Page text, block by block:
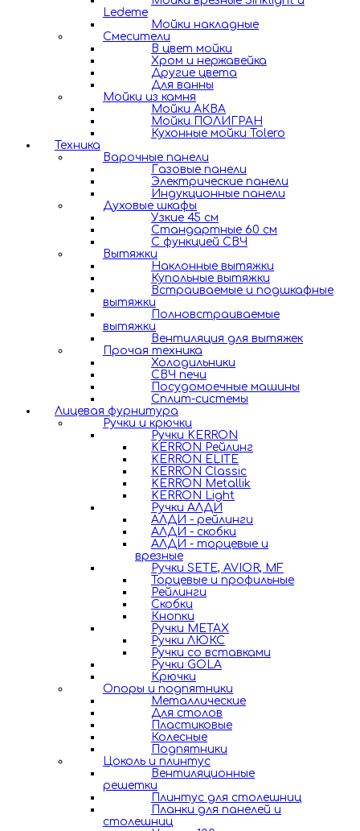
Ledeme
Мойки накладные
Смесители
В цвет мойки
Хром и нержавейка
Другие цвета
Для ванны
Мойки из камня
Мойки АКВА
Мойки ПОЛИГРАН
Кухонные мойки Tolero
Техника
Варочные панели
Газовые панели
Электрические панели
Индукционные панели
Духовые шкафы
Узкие 45 см
Стандартные 60 см
С функцией СВЧ
Вытяжки
Наклонные вытяжки
Купольные вытяжки
Встраиваемые и подшкафные
вытяжки
Полновстраиваемые
вытяжки
Вентиляция для вытяжек
Прочая техника
Холодильники
СВЧ печи
Посудомоечные машины
Сплит-системы
Лицевая фурнитура
Ручки и крючки
Ручки KERRON
KERRON Рейлинг
KERRON ELITE
KERRON Classic
KERRON Metallik
KERRON Light
Ручки АЛДИ
АЛДИ - рейлинги
АЛДИ - скобки
АЛДИ - торцевые и
врезные
Ручки SETE, AVIOR, MF
Торцевые и профильные
Рейлинги
Скобки
Кнопки
Ручки METAX
Ручки ЛЮКС
Ручки со вставками
Ручки GOLA
Крючки
Опоры и подпятники
Металлические
Для столов
Пластиковые
Колесные
Подпятники
Цоколь и плинтус
Вентиляционные
решетки
Плинтус для столешниц
Планки для панелей и
столешниц